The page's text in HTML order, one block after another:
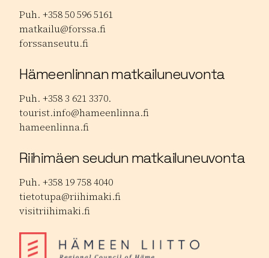
Puh. +358 50 596 5161
matkailu@forssa.fi
forssanseutu.fi
Hämeenlinnan matkailuneuvonta
Puh. +358 3 621 3370.
tourist.info@hameenlinna.fi
hameenlinna.fi
Riihimäen seudun matkailuneuvonta
Puh. +358 19 758 4040
tietotupa@riihimaki.fi
visitriihimaki.fi